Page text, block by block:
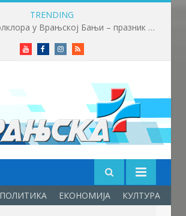
TRENDING
Фестивал фолклора у Врањској Бањи – празник младости, културе, традиције и пријатељства
YoutubeFacebookInstagram
RSS
ПОЛИТИКА ЕКОНОМИЈА КУЛТУРА